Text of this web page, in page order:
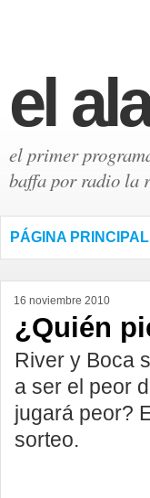
el
el primer
baffa por radio la
PÁGINA PRINCIPAL
16 noviembre 2010
¿Quién
River y Boca
a ser el peor
jugará peor?
sorteo.